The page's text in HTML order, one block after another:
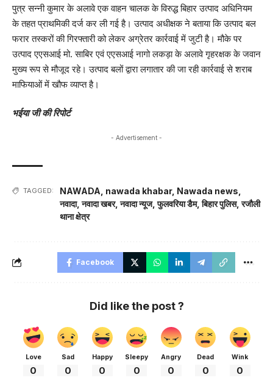
पुत्र सन्नी कुमार के अलावे एक वाहन चालक के विरुद्ध बिहार उत्पाद अधिनियम
के तहत प्राथमिकी दर्ज कर ली गई है। उत्पाद अधीक्षक ने बताया कि उत्पाद बल
फरार तस्करों की गिरफ्तारी को लेकर अग्रेतर कार्रवाई में जुटी है। मौके पर
उत्पाद एएसआई मो. साबिर एवं एएसआई नागो लकड़ा के अलावे गृहरक्षक के जवान
मुख्य रूप से मौजूद रहे। उत्पाद बलों द्वारा लगातार की जा रही कार्रवाई से शराब
माफियाओं में खौफ व्याप्त है।
भईया जी की रिपोर्ट
- Advertisement -
TAGGED: NAWADA nawada khabar, Nawada news
नवादा,नवादा खबर,नवादा न्यूज,फुलवरिया डैम,बिहार पुलिस,रजौली
थाना क्षेत्र
Facebook
Did like the post ?
Love
0
Sad
0
Happy
0
Sleepy
0
Angry
0
Dead
0
Wink
0